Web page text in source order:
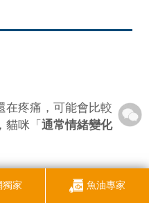
在疼痛，可能會比較
貓咪「 通常情緒變化
。
獨家 魚油專家